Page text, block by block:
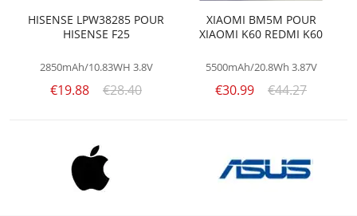
HISENSE LPW38285 POUR
HISENSE F25
2850mAh/10.83WH 3.8V
€19.88 €28.40
XIAOMI BM5M POUR
XIAOMI K60 REDMI K60
5500mAh/20.8Wh 3.87V
€30.99 €44.27